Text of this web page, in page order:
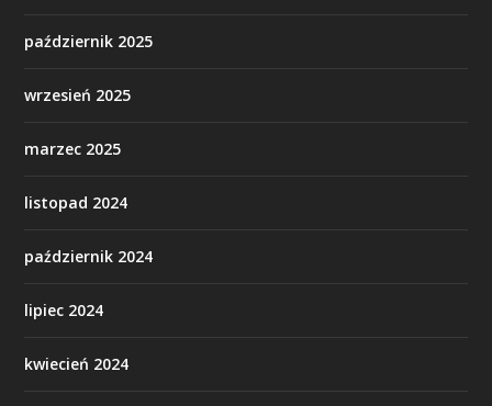
październik 2025
wrzesień 2025
marzec 2025
listopad 2024
październik 2024
lipiec 2024
kwiecień 2024